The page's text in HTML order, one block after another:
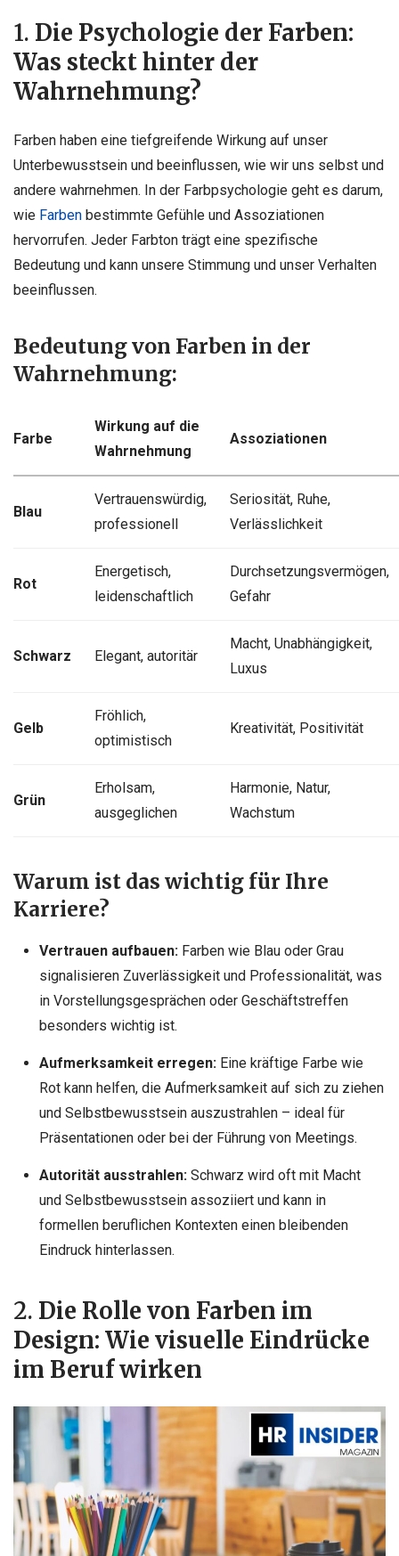
1. Die Psychologie der Farben:
Was steckt hinter der
Wahrnehmung?
Farben haben eine tiefgreifende Wirkung auf unser
Unterbewusstsein und beeinflussen, wie wir uns selbst und
andere wahrnehmen. In der Farbpsychologie geht es darum,
wie Farben bestimmte Gefühle und Assoziationen
hervorrufen. Jeder Farbton trägt eine spezifische
Bedeutung und kann unsere Stimmung und unser Verhalten
beeinflussen.
Bedeutung von Farben in der
Wahrnehmung:
Farbe
Wirkung auf die
Wahrnehmung
Assoziationen
Blau
Vertrauenswürdig,
professionell
Seriosität, Ruhe,
Verlässlichkeit
Rot
Energetisch,
leidenschaftlich
Durchsetzungsvermögen,
Gefahr
Schwarz Elegant, autoritär
Macht, Unabhängigkeit,
Luxus
Gelb
Fröhlich,
optimistisch
Kreativität, Positivität
Grün
Erholsam,
ausgeglichen
Harmonie, Natur,
Wachstum
Warum ist das wichtig für Ihre
Karriere?
Vertrauen aufbauen:Farben wie Blau oder Grau
signalisieren Zuverlässigkeit und Professionalität, was
in Vorstellungsgesprächen oder Geschäftstreffen
besonders wichtig ist.
Aufmerksamkeit erregen:Eine kräftige Farbe wie
Rot kann helfen, die Aufmerksamkeit auf sich zu ziehen
und Selbstbewusstsein auszustrahlen – ideal für
Präsentationen oder bei der Führung von Meetings.
Autorität ausstrahlen:Schwarz wird oft mit Macht
und Selbstbewusstsein assoziiert und kann in
formellen beruflichen Kontexten einen bleibenden
Eindruck hinterlassen.
2. Die Rolle von Farben im
Design: Wie visuelle Eindrücke
im Beruf wirken